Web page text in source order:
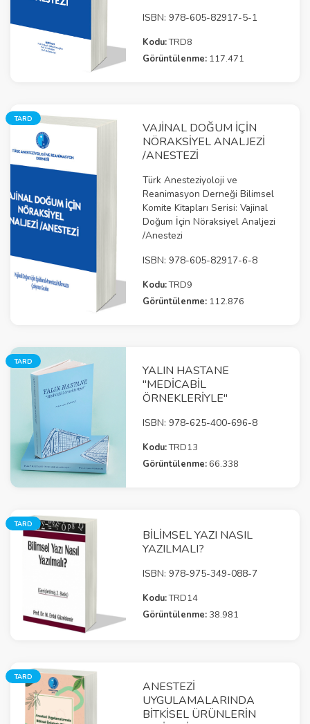
ISBN: 978-605-82917-5-1
Kodu:TRD8
Görüntülenme: 117.471
TARD
VAJİNAL DOĞUM İÇİN
NÖRAKSİYEL ANALJEZİ
/ANESTEZİ
Türk Anesteziyoloji ve
Reanimasyon Derneği Bilimsel
Komite Kitapları Serisi: Vajinal
Doğum İçin Nöraksiyel Analjezi
/Anestezi
ISBN: 978-605-82917-6-8
Kodu:TRD9
Görüntülenme: 112.876
TARD
YALIN HASTANE
"MEDICABIL
ÖRNEKLERIYLE"
ISBN: 978-625-400-696-8
Kodu:TRD13
Görüntülenme: 66.338
TARD
BILIMSEL YAZI NASIL
YAZILMALI?
ISBN: 978-975-349-088-7
Kodu:TRD14
Görüntülenme: 38.981
TARD
ANESTEZI
UYGULAMALARINDA
BITKISEL ÜRÜNLERIN